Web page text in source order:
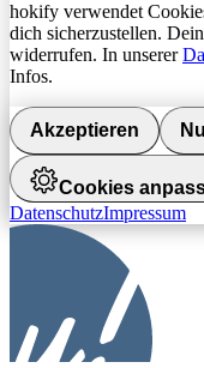
hokify verwendet
dich sicherzustellen.
widerrufen. In unserer
Infos.
Akzeptieren
Cookies
DatenschutzImpressum